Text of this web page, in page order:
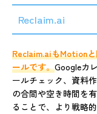
Reclaim.ai
Reclaim.aiもMotion
ールです。Googleカ
ールチェック、資料
の合間や空き時間を
ることで、より戦略